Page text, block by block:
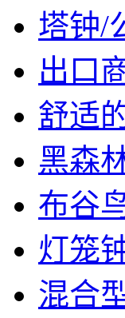
塔钟/
出口
舒适
黑森
布谷
灯笼
混合